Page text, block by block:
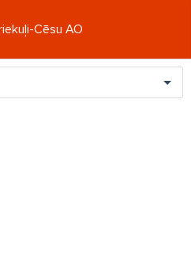
Cēsu AO
Kā Andrejeva un